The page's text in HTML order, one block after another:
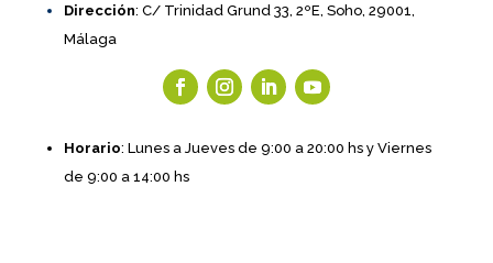
Dirección: C/ Trinidad Grund 33, 2ºE, Soho, 29001,
Málaga
Horario: Lunes a Jueves de 9:00 a 20:00 hs y Viernes
de 9:00 a 14:00 hs